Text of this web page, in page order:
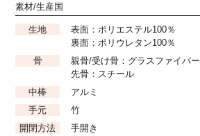
素材/生産国
生地
表面：ポリエステル100％
裏面：ポリウレタン100％
骨
親骨/受け骨：グラスファイバー
先骨：スチール
中棒
アルミ
手元
竹
開閉方法
手開き